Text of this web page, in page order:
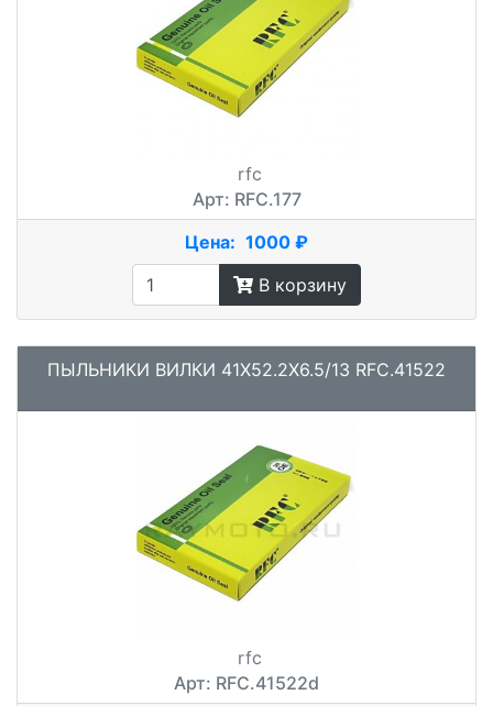
rfc
Арт: RFC.177
Цена: 1000 ₽
В корзину
ПЫЛЬНИКИ ВИЛКИ 41X52.2X6.5/13 RFC.41522
rfc
Арт: RFC.41522d